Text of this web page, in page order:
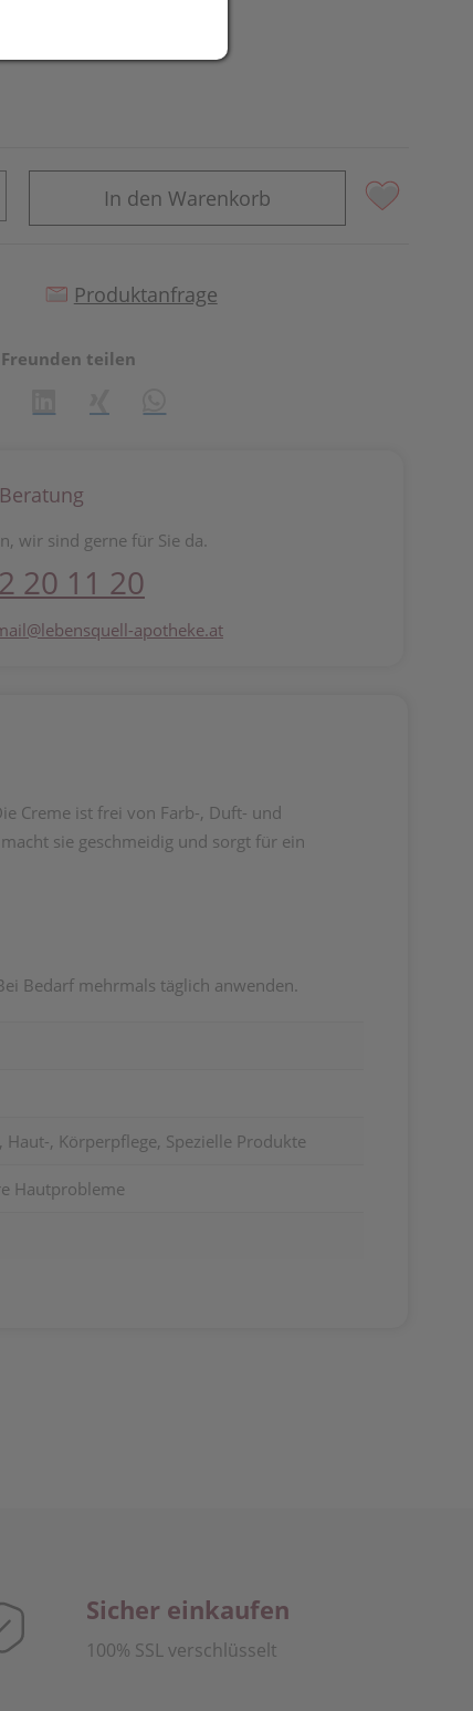
In den Warenkorb
Produktanfrage
teilen
wir sind gerne für Sie da.
20 11 20
apotheke.at
Creme ist frei von Farb-, Duft- und
sie geschmeidig und sorgt für ein
Bedarf mehrmals täglich anwenden.
, Körperpflege, Spezielle Produkte
Hautprobleme
Sicher einkaufen
100% SSL verschlüsselt